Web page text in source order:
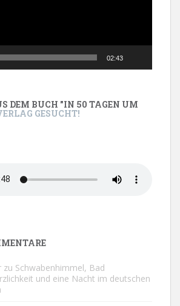
02:43
DEM BUCH "IN 50 TAGEN UM
GESUCHT!
zu Schwabenhimmel, Bad
und eine Nacht im deutschen